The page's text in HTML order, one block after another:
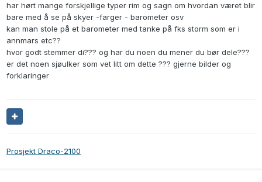
har hørt mange forskjellige typer rim og sagn om hvordan været blir
bare med å se på skyer -farger - barometer osv
kan man stole på et barometer med tanke på fks storm som er i
annmars etc??
hvor godt stemmer di??? og har du noen du mener du bør dele???
er det noen sjøulker som vet litt om dette ??? gjerne bilder og
forklaringer
Prosjekt Draco-2100